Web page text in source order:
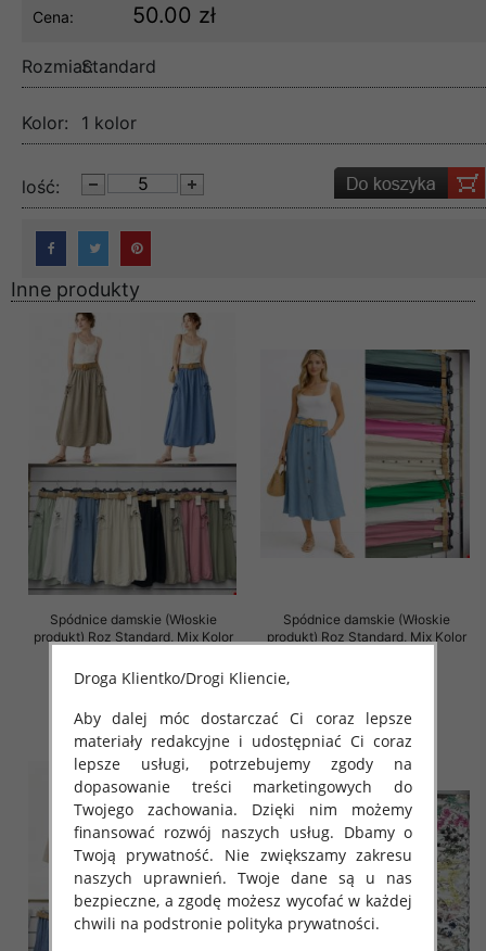
Cena: 50.00 zł
Rozmiar:Standard
Kolor: 1 kolor
lość:
Inne produkty
Spódnice damskie (Włoskie
produkt) Roz Standard, Mix Kolor
38.00 zł
szczegóły
Spódnice damskie (Włoskie
produkt) Roz Standard, Mix Kolor
szczegóły
Droga Klientko/Drogi Kliencie,
Aby dalej móc dostarczać Ci coraz lepsze
materiały redakcyjne i udostępniać Ci coraz
lepsze usługi, potrzebujemy zgody na
dopasowanie treści marketingowych do
Twojego zachowania. Dzięki nim możemy
finansować rozwój naszych usług. Dbamy o
Twoją prywatność. Nie zwiększamy zakresu
naszych uprawnień. Twoje dane są u nas
bezpieczne, a zgodę możesz wycofać w każdej
chwili na podstronie polityka prywatności.